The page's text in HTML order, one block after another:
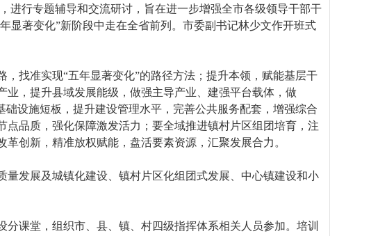
行专题辅导和交流研讨，旨在进一步增强全市各级领导干部干
显著变化”新阶段中走在全省前列。市委副书记林少文作开班式
找准实现“五年显著变化”的路径方法；提升本领，赋能基层干
，提升县域发展能级，做强主导产业、建强平台载体，做
设施短板，提升建设管理水平，完善公共服务配套，增强综合
品质，强化保障激发活力；要全域推进镇村片区组团培育，注
创新，精准放权赋能，盘活要素资源，汇聚发展合力。
发展及城镇化建设、镇村片区化组团式发展、中心镇建设和小
课堂，组织市、县、镇、村四级指挥体系相关人员参加。培训